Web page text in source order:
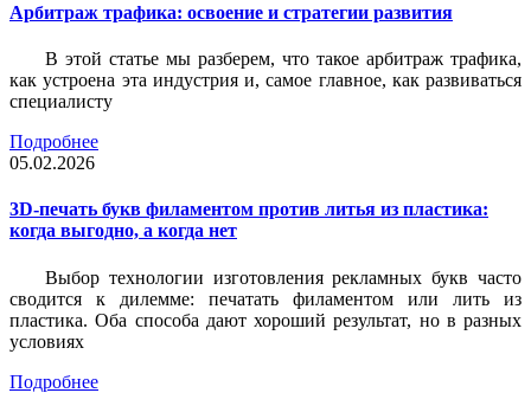
Арбитраж трафика: освоение и стратегии развития
В этой статье мы разберем, что такое арбитраж трафика,
как устроена эта индустрия и, самое главное, как развиваться
специалисту
Подробнее
05.02.2026
3D-печать букв филаментом против литья из пластика:
когда выгодно, а когда нет
Выбор технологии изготовления рекламных букв часто
сводится к дилемме: печатать филаментом или лить из
пластика. Оба способа дают хороший результат, но в разных
условиях
Подробнее